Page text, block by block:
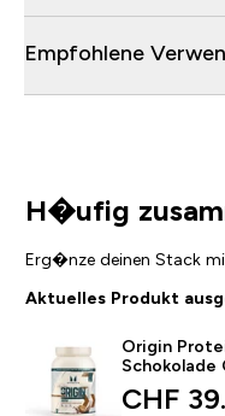
Empfohlene
H�ufig
Erg�nze deinen Stack
Aktuelles Produkt
Origin
Schokolade
CHF